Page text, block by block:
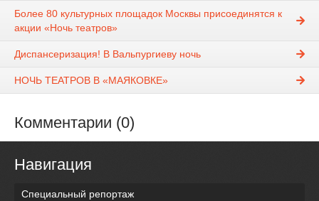
Более 80 культурных площадок Москвы присоединятся к
акции «Ночь театров»
Диспансеризация! В Вальпургиеву ночь
НОЧЬ ТЕАТРОВ В «МАЯКОВКЕ»
Комментарии (0)
Навигация
Специальный репортаж